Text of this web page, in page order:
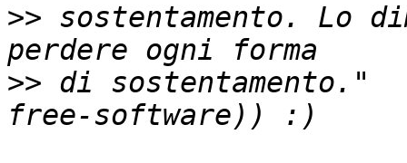
>> sostentamento. Lo
>> di sostentamento."